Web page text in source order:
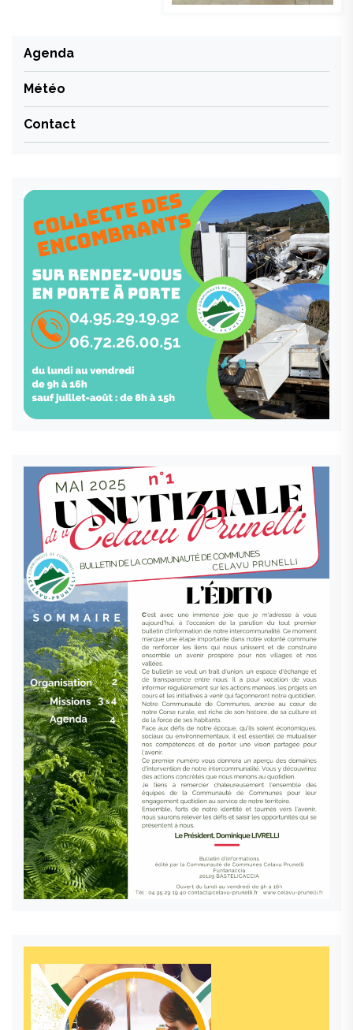
Agenda
Météo
Contact